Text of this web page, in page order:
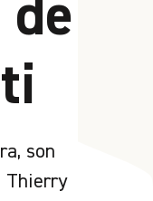
son
Thierry